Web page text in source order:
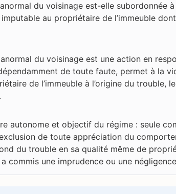
du voisinage est-elle subordonnée à
au propriétaire de l’immeuble
du voisinage est une action en
de toute faute, permet à la
de l’immeuble à l’origine du trouble,
autonome et objectif du régime : seule
de toute appréciation du
du trouble en sa qualité même de
commis une imprudence ou une